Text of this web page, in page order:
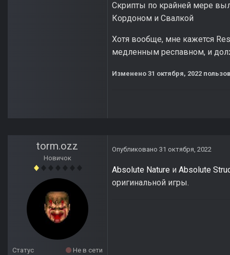
Скрипты по крайней мере
Кордоном и Свалкой
Хотя вообще, мне кажется
медленным респавном, и
Изменено 31 октября, 2022
torm.ozz
Новичок
Статус
Не в сети
Опубликовано 31 октября, 2022
Absolute Nature и Absolute
оригинальной игры.